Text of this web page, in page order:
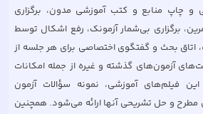
و چاپ منابع و کتب آموزشی مدون، برگزاری
برگزاری بی‌شمار آزمونک، رفع اشکال توسط
اتاق بحث و گفتگوی اختصاصی برای هر جلسه از
آزمون‌های گذشته و غیره از جمله امکانات
فیلم‌های آموزشی، نمونه سؤالات آزمون
و حل تشریحی آنها ارائه می‌شود. همچنین